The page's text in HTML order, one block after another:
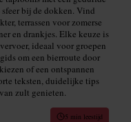
bij de dokken. Vind
terrassen voor zomerse
en drankjes. Elke keuze is
ideaal voor groepen
om een bierroute door
of een ontspannen
teksten, duidelijke tips
zult genieten.
5 min leestijd